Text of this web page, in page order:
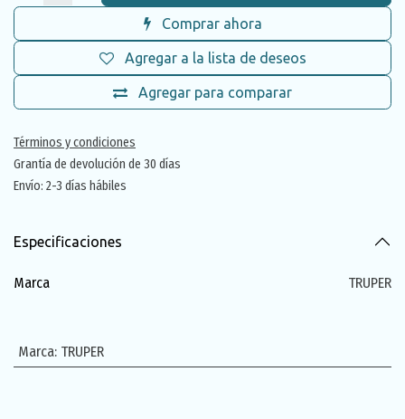
Comprar ahora
Agregar para comparar
Agregar a la lista de deseos
Términos y condiciones
Grantía de devolución de 30 días
Envío: 2-3 días hábiles
Especificaciones
Marca TRUPER
Marca: TRUPER